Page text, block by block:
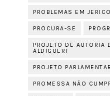
PROBLEMAS EM
PROCURA-SE
PROJETO DE AUTORIA
ALDIGUERI
PROJETO PARLAMENTAR
PROMESSA NÃO